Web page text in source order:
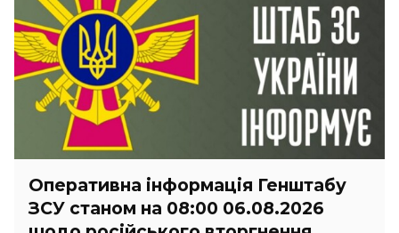
Оперативна інформація Генштабу
ЗСУ станом на 08:00 06.08.2026